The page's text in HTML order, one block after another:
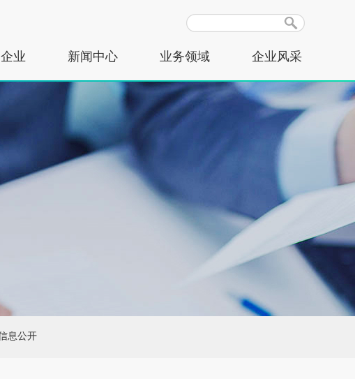
业 新闻中心 业务领域 企业风采
息公开